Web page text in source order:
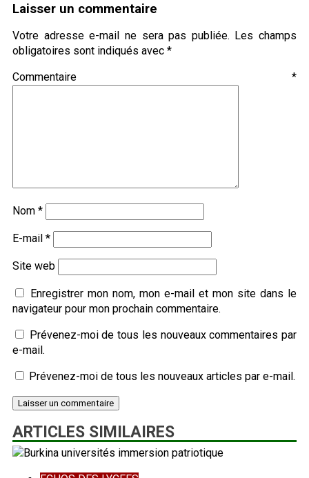
Laisser un commentaire
Votre adresse e-mail ne sera pas publiée. Les champs
obligatoires sont indiqués avec *
Commentaire *
Nom *
E-mail *
Site web
Enregistrer mon nom, mon e-mail et mon site dans le
navigateur pour mon prochain commentaire.
Prévenez-moi de tous les nouveaux commentaires par
e-mail.
Prévenez-moi de tous les nouveaux articles par e-mail.
ARTICLES SIMILAIRES